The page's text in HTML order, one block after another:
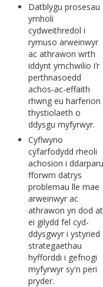
Datblygu prosesau
ymholi
cydweithredol i
rymuso arweinwyr
ac athrawon wrth
iddynt ymchwilio i’r
perthnasoedd
achos-ac-effaith
rhwng eu harferion
thystiolaeth o
ddysgu myfyrwyr.
Cyflwyno
cyfarfodydd rheoli
achosion i ddarparu
fforwm datrys
problemau lle mae
arweinwyr ac
athrawon yn dod at
ei gilydd fel cyd-
ddysgwyr i ystyried
strategaethau
hyfforddi i gefnogi
myfyrwyr sy'n peri
pryder.